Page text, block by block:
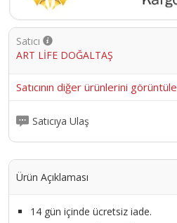
Satıcı
ART LİFE DOĞALTAŞ
Satıcının diğer ürünlerini görüntüle
Satıcıya Ulaş
Ürün Açıklaması
14 gün içinde ücretsiz iade.